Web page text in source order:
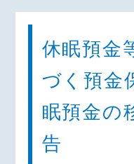
休眠預金
づく預金
眠預金の
告